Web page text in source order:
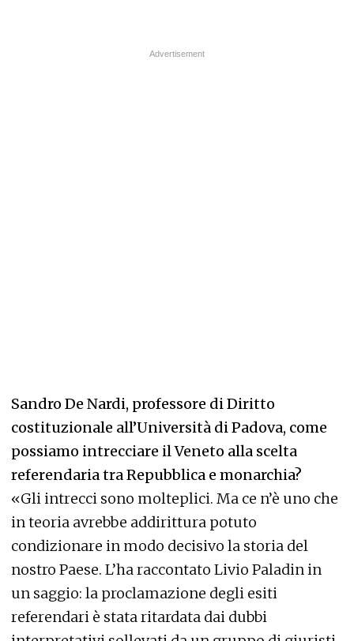
Sandro De Nardi, professore di Diritto
costituzionale all’Università di Padova, come
possiamo intrecciare il Veneto alla scelta
referendaria tra Repubblica e monarchia?
«Gli intrecci sono molteplici. Ma ce n’è uno che
in teoria avrebbe addirittura potuto
condizionare in modo decisivo la storia del
nostro Paese. L’ha raccontato Livio Paladin in
un saggio: la proclamazione degli esiti
referendari è stata ritardata dai dubbi